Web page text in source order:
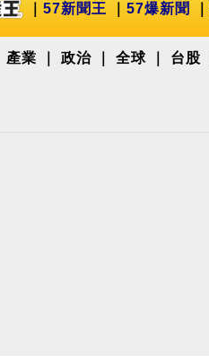
57新聞王 57爆新聞
產業 政治 全球 台股